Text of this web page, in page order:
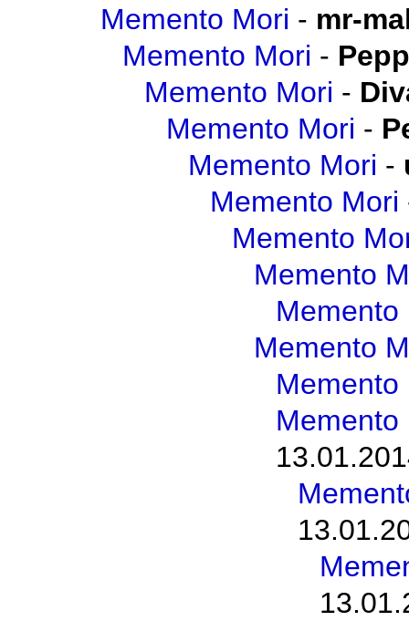
Memento Mori - mr-
Memento Mori -
Memento Mori -
Memento Mori -
Memento Mori -
Memento Mori
Memento
Memento
Memento
Memento
Memento
Memento